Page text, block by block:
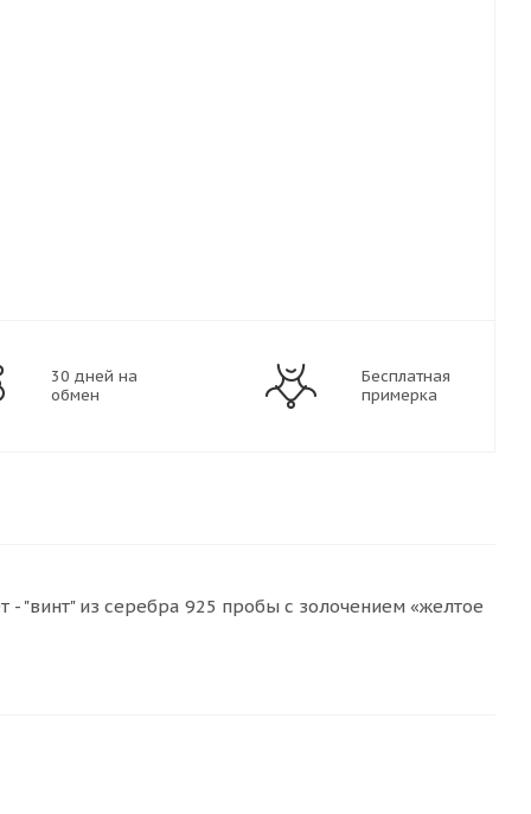
30 дней на
обмен
Бесплатная
примерка
из серебра 925 пробы с золочением «желтое